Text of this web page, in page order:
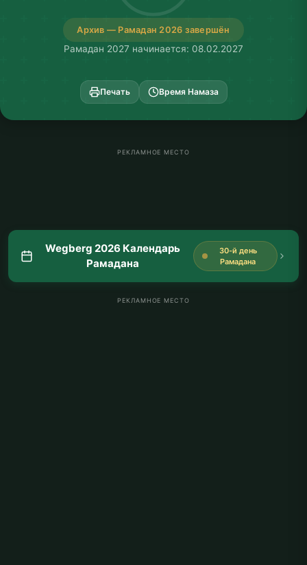
Архив — Рамадан 2026 завершён
Рамадан 2027 начинается: 08.02.2027
Печать Время Намаза
РЕКЛАМНОЕ МЕСТО
Wegberg 2026 Календарь
Рамадана
30-й день
Рамадана
РЕКЛАМНОЕ МЕСТО